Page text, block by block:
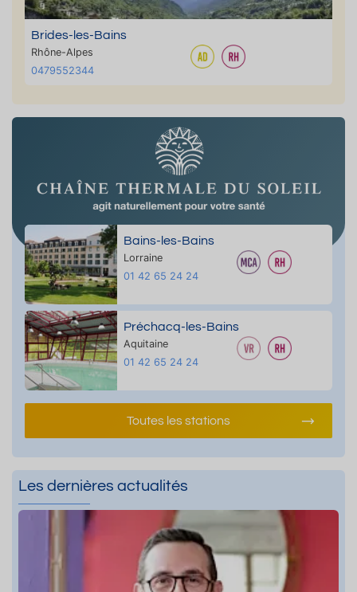
Brides-les-Bains
Rhône-Alpes
0479552344
Bains-les-Bains
Lorraine
01 42 65 24 24
Préchacq-les-Bains
Aquitaine
01 42 65 24 24
Toutes les stations
Les dernières actualités